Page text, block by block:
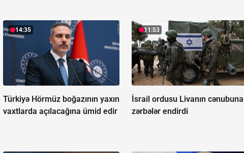
14:35
Türkiyə Hörmüz boğazının yaxın
vaxtlarda açılacağına ümid edir
11:53
İsrail ordusu Livanın cənubuna
zərbələr endirdi